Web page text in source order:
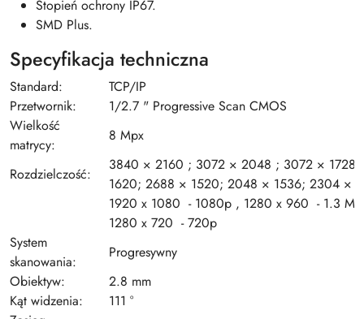
Stopień ochrony IP67.
SMD Plus.
Specyfikacja techniczna
Standard:
TCP/IP
Przetwornik:
1/2.7 " Progressive Scan CMOS
Wielkość
matrycy:
8 Mpx
Rozdzielczość:
3840 × 2160 ; 3072 × 2048 ; 3072 ×
1620; 2688 × 1520; 2048 × 1536; 2304 ×
1920 x 1080 - 1080p , 1280 x 960 - 1.3
1280 x 720 - 720p
System
skanowania:
Progresywny
Obiektyw:
2.8 mm
Kąt widzenia:
111 °